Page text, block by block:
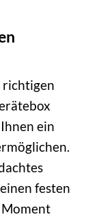
richtigen
ein
festen
Moment